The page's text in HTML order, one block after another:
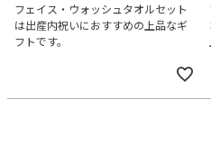
フェイス・ウォッシュタオルセット
は出産内祝いにおすすめの上品なギ
フトです。